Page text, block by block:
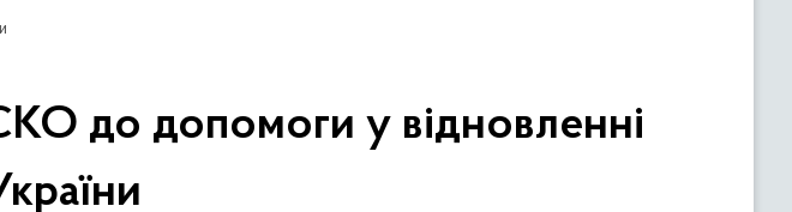
до допомоги у відновленні